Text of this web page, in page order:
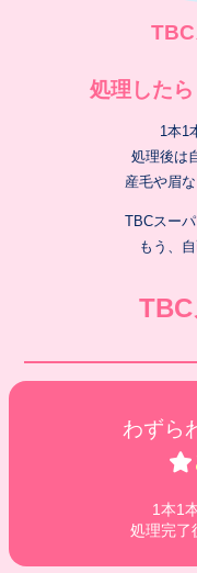
処理した
1本1
処理後は
産毛や眉
TBCスー
もう、
わずら
1本1
処理完了